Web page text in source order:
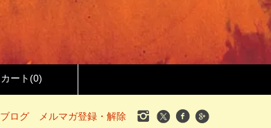
カート(0)
ブログ メルマガ登録・解除